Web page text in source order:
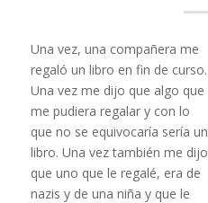
Una vez, una compañera me
regaló un libro en fin de curso.
Una vez me dijo que algo que
me pudiera regalar y con lo
que no se equivocaría sería un
libro. Una vez también me dijo
que uno que le regalé, era de
nazis y de una niña y que le